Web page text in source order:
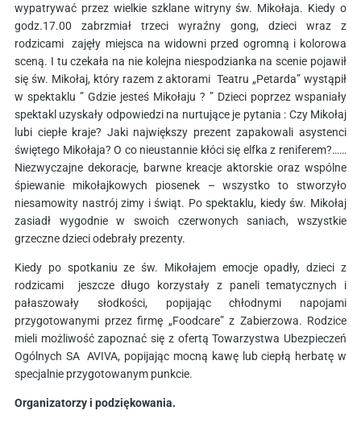
wypatrywać przez wielkie szklane witryny św. Mikołaja. Kiedy o
godz.17.00 zabrzmiał trzeci wyraźny gong, dzieci wraz z
rodzicami zajęły miejsca na widowni przed ogromną i kolorowa
sceną. I tu czekała na nie kolejna niespodzianka na scenie pojawił
się św. Mikołaj, który razem z aktorami Teatru „Petarda” wystąpił
w spektaklu ” Gdzie jesteś Mikołaju ? ” Dzieci poprzez wspaniały
spektakl uzyskały odpowiedzi na nurtujące je pytania : Czy Mikołaj
lubi ciepłe kraje? Jaki największy prezent zapakowali asystenci
świętego Mikołaja? O co nieustannie kłóci się elfka z reniferem?……
Niezwyczajne dekoracje, barwne kreacje aktorskie oraz wspólne
śpiewanie mikołajkowych piosenek – wszystko to stworzyło
niesamowity nastrój zimy i świąt. Po spektaklu, kiedy św. Mikołaj
zasiadł wygodnie w swoich czerwonych saniach, wszystkie
grzeczne dzieci odebrały prezenty.
Kiedy po spotkaniu ze św. Mikołajem emocje opadły, dzieci z
rodzicami jeszcze długo korzystały z paneli tematycznych i
pałaszowały słodkości, popijając chłodnymi napojami
przygotowanymi przez firmę „Foodcare” z Zabierzowa. Rodzice
mieli możliwość zapoznać się z ofertą Towarzystwa Ubezpieczeń
Ogólnych SA AVIVA, popijając mocną kawę lub ciepłą herbatę w
specjalnie przygotowanym punkcie.
Organizatorzy i podziękowania.